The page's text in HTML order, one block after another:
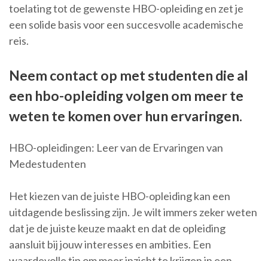
toelating tot de gewenste HBO-opleiding en zet je
een solide basis voor een succesvolle academische
reis.
Neem contact op met studenten die al
een hbo-opleiding volgen om meer te
weten te komen over hun ervaringen.
HBO-opleidingen: Leer van de Ervaringen van
Medestudenten
Het kiezen van de juiste HBO-opleiding kan een
uitdagende beslissing zijn. Je wilt immers zeker weten
dat je de juiste keuze maakt en dat de opleiding
aansluit bij jouw interesses en ambities. Een